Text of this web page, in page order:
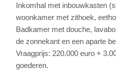
Inkomhal met inbouwkasten
woonkamer met zithoek,
Badkamer met douche,
de zonnekant en een aparte
Vraagprijs: 220.000 euro +
goederen.